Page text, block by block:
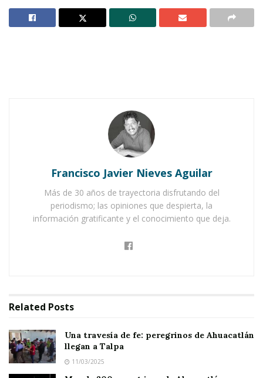
Mas de 200 peregrinos de Ahuacatlán se reportan
listos para su travesía a Talpa
de la madrugada, más de
peregrinos de Ixtlán
continúan su andar rumbo
Talpa de Allende, Jalisco
La travesía no es sencilla: además de la fatiga,
deben estar atentos a losriesgos de picaduras
de animales ponzoñososy a las condiciones
cambiantes del camino.
otros, con su«burrita» en manoy su mochila al
hombro, partieron el lunes en las primeras
Francisco Javier Nieves Aguilar
Más de 30 años de trayectoria disfrutando del
periodismo; las opiniones que despierta, la
información gratificante y el conocimiento que deja.
Related Posts
Una travesía de fe: peregrinos de Ahuacatlán
llegan a Talpa
11/03/2025